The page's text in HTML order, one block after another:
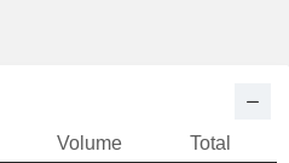
Volume
Total